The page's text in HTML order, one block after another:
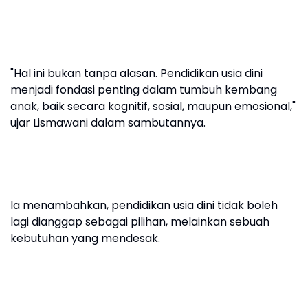
"Hal ini bukan tanpa alasan. Pendidikan usia dini
menjadi fondasi penting dalam tumbuh kembang
anak, baik secara kognitif, sosial, maupun emosional,"
ujar Lismawani dalam sambutannya.
Ia menambahkan, pendidikan usia dini tidak boleh
lagi dianggap sebagai pilihan, melainkan sebuah
kebutuhan yang mendesak.